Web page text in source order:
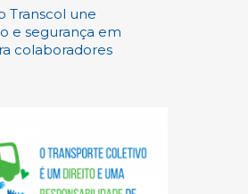
Transcol une
e segurança em
colaboradores